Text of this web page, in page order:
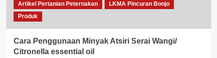
Artikel Pertanian Peternakan
LKMA Pincuran Bonjo
Produk
Cara Penggunaan Minyak Atsiri Serai Wangi/
Citronella essential oil